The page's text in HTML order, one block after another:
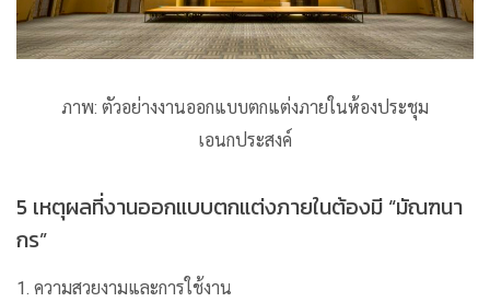
ภาพ: ตัวอย่างงานออกแบบตกแต่งภายในห้องประชุม
เอนกประสงค์
5 เหตุผลที่งานออกแบบตกแต่งภายในต้องมี “มัณฑนา
กร”
1. ความสวยงามและการใช้งาน